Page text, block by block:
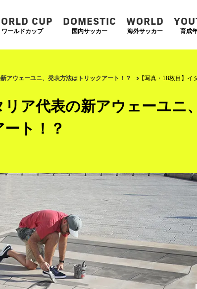
CUP
ワールドカップ
DOMESTIC
国内サッカー
WORLD
海外サッカー 育成
アウェーユニ、発表方法はトリックアート！？ 【写真・18枚目】イ
ア代表の新アウェーユニ、
ト！？